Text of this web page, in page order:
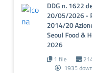
DDG n. 1622
20/05/2026 -
2014/20
Seoul Food &
2026
1 file
1935